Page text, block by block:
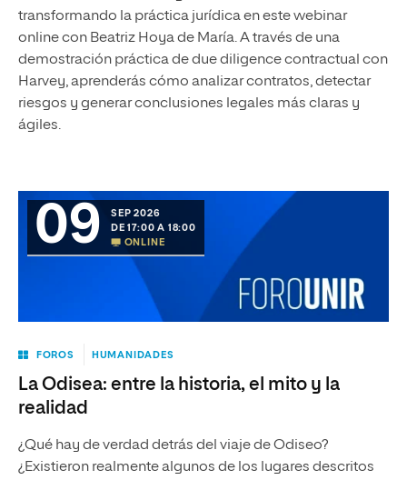
transformando la práctica jurídica en este webinar
online con Beatriz Hoya de María. A través de una
demostración práctica de due diligence contractual con
Harvey, aprenderás cómo analizar contratos, detectar
riesgos y generar conclusiones legales más claras y
ágiles.
09
SEP 2026
DE 17:00 A 18:00
ONLINE
FOROS HUMANIDADES
La Odisea: entre la historia, el mito y la
realidad
¿Qué hay de verdad detrás del viaje de Odiseo?
¿Existieron realmente algunos de los lugares descritos